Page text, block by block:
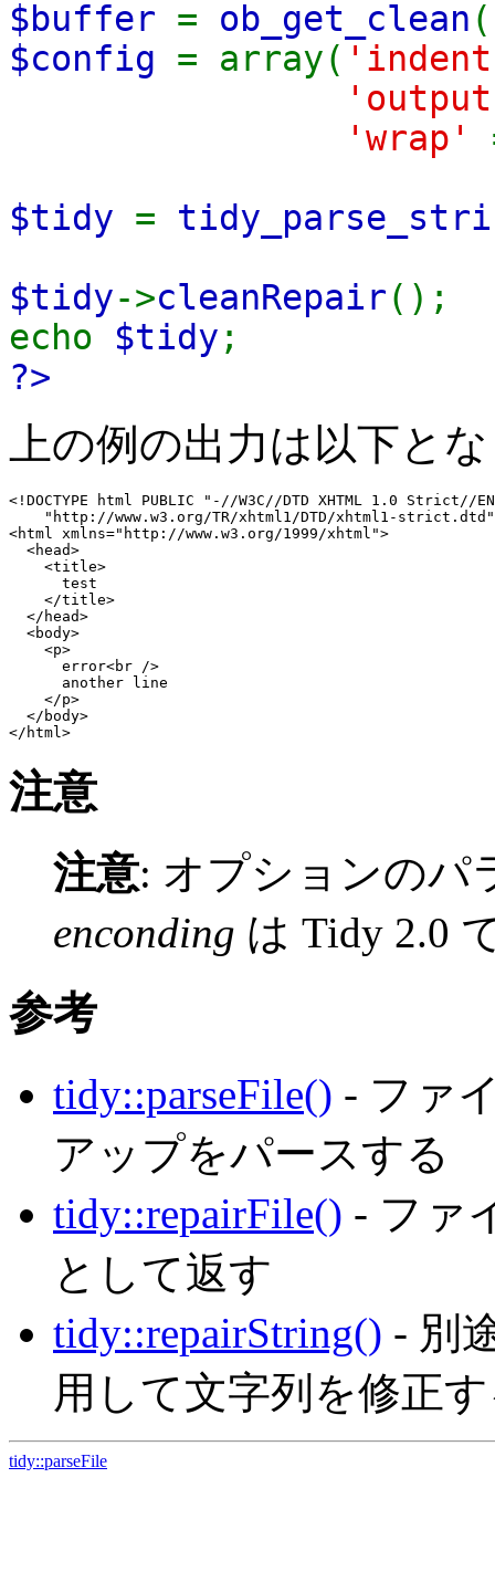
$buffer = ob_get_clean
$config = array(
'wrap'
$tidy =
$tidy->cleanRepair();
echo $tidy ;
?>
上の例の出力は以下と
<!DOCTYPE html PUBLIC "-//W3C//DTD XHTML 1.0 Strict//
"http://www.w3.org/TR/xhtml1/DTD/xhtml1-
<html xmlns="http://www.w3.org/1999/xhtml">
  <head>
    <title>
      test
    </title>
  </head>
  <body>
    <p>
      error<br />
      another line
    </p>
  </body>
注意
注意: オプションのパ
enconding は Tidy 2.0
参考
tidy::parseFile() - ファ
アップをパースする
tidy::repairFile() - ファ
として返す
tidy::repairString() - 別
用して文字列を修正
tidy::parseFile